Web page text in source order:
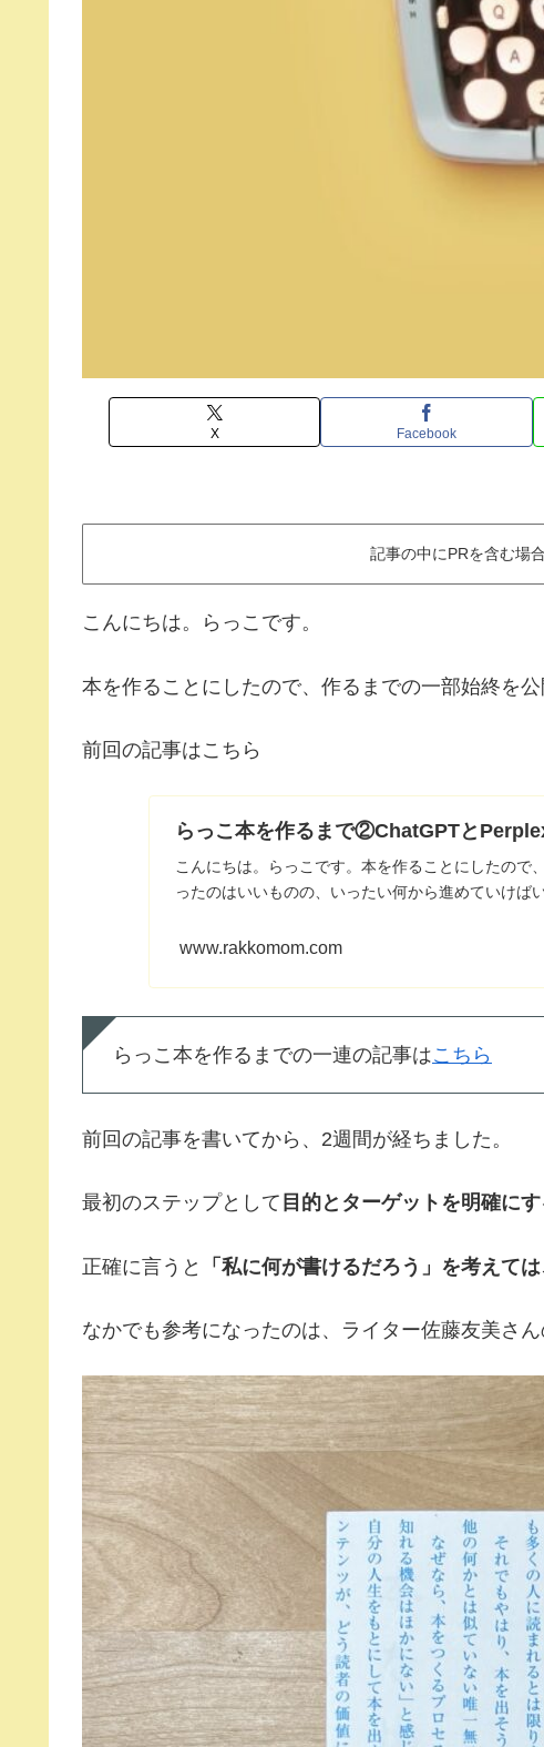
X Facebook
記事の中にPRを含む場
こんにちは。らっこです。
本を作ることにしたので、作るまでの一部始終を公
前回の記事はこちら
らっこ本を作るまで②ChatGPTと
こんにちは。らっこです。本を作ることにしたの
ったのはいいものの、いったい何から進めていけ
www.rakkomom.com
らっこ本を作るまでの一連の記事はこちら
前回の記事を書いてから、2週間が経ちました。
最初のステップとして 目的とターゲットを明確にす
正確に言うと 「私に何が書けるだろう」を考えて
なかでも参考になったのは、ライター佐藤友美さん